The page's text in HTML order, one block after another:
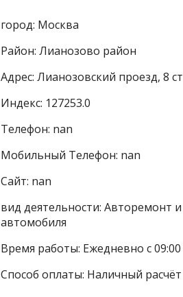
город: Москва
Район: Лианозово район
Адрес: Лианозовский проезд, 8
Индекс: 127253.0
Телефон: nan
Мобильный Телефон: nan
Сайт: nan
вид деятельности: Авторемонт
автомобиля
Время работы: Ежедневно с 09:00
Способ оплаты: Наличный расчёт